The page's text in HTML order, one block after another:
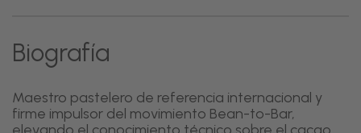
Biografía
Maestro pastelero de referencia internacional y
firme impulsor del movimiento Bean-to-Bar,